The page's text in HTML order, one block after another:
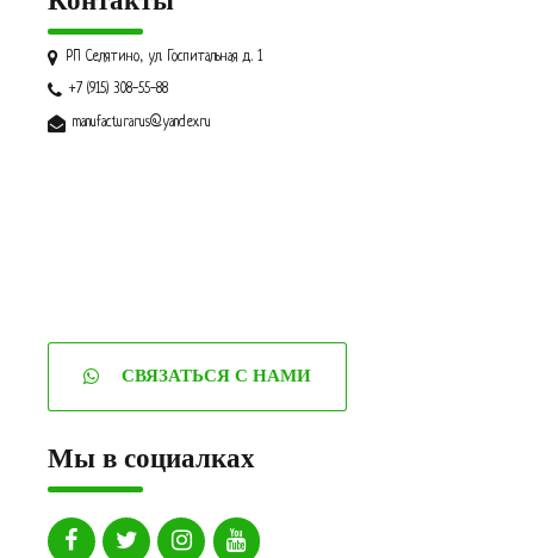
РП Селятино, ул. Госпитальная д. 1
+7 (915) 308-55-88
manufacturarus@yandex.ru
СВЯЗАТЬСЯ С НАМИ
Мы в социалках